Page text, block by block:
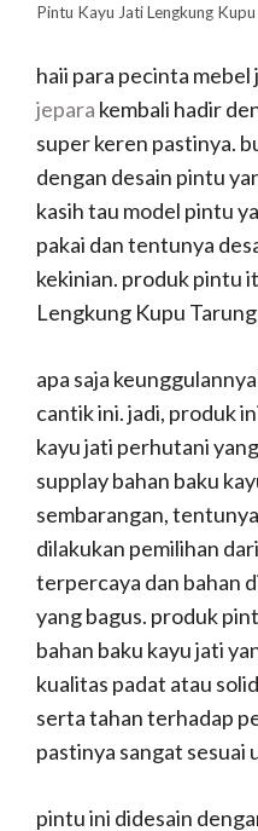
Pintu Kayu Jati Lengkung
haii para pecinta mebel
jepara kembali hadir
super keren pastinya.
dengan desain pintu
kasih tau model pintu
pakai dan tentunya
kekinian. produk pintu
Lengkung Kupu
apa saja
cantik ini. jadi, produk
kayu jati perhutani
supplay bahan baku
sembarangan,
dilakukan pemilihan
terpercaya dan bahan
yang bagus. produk
bahan baku kayu jati
kualitas padat atau
serta tahan terhadap
pastinya sangat
pintu ini didesain